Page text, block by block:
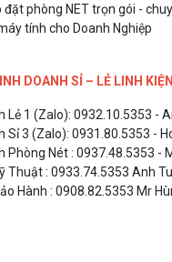
đặt phòng NET trọn gói -
tính cho Doanh Nghiệp
DOANH SỈ – LẺ LINH
Lẻ 1 (Zalo): 0932.10.5353 -
Sỉ 3 (Zalo): 0931.80.5353 -
Phòng Nét : 0937.48.5353 -
Thuật : 0933.74.5353 Anh
Hành : 0908.82.5353 Mr